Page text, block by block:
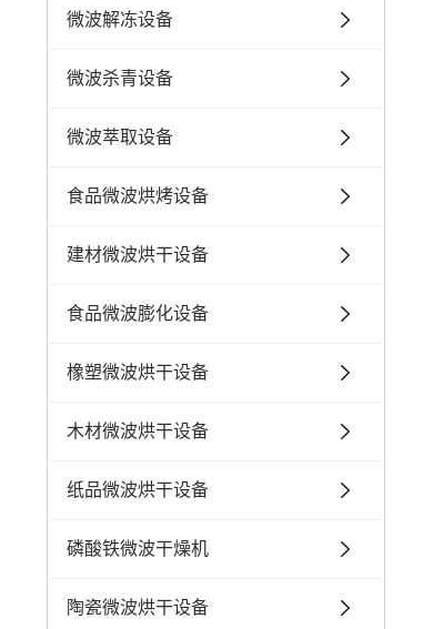
微波解冻设备
微波杀青设备
微波萃取设备
食品微波烘烤设备
建材微波烘干设备
食品微波膨化设备
橡塑微波烘干设备
木材微波烘干设备
纸品微波烘干设备
磷酸铁微波干燥机
陶瓷微波烘干设备